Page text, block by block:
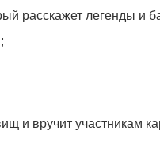
расскажет легенды и
и вручит участникам